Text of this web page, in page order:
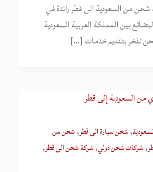
شحن من السعودية الى قطر رائدة في
بين المملكة العربية السعودية
نفخر بتقديم خدمات […]
,شحن سيارة الى قطر,شحن من
,شركات شحن دولي,شركة شحن الى قطر,